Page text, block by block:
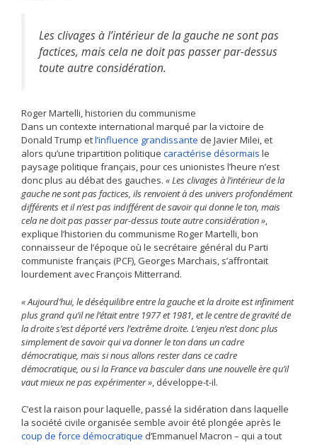
Les clivages à l’intérieur de la gauche ne sont pas
factices, mais cela ne doit pas passer par-dessus
toute autre considération.
Roger Martelli, historien du communisme
Dans un contexte international marqué par la victoire de
Donald Trump etl’influence grandissante de Javier Milei, et
alors qu’une tripartition politique caractérise désormais le
paysage politique français, pour ces unionistes l’heure n’est
donc plus au débat des gauches. «Les clivages à l’intérieur de la
gauche ne sont pas factices, ils renvoient à des univers profondément
différents et il n’est pas indifférent de savoir qui donne le ton, mais
cela ne doit pas passer par-dessus toute autre considération »,
explique l’historien du communisme Roger Martelli, bon
connaisseur de l’époque où le secrétaire général du Parti
communiste français (PCF), Georges Marchais, s’affrontait
lourdement avec François Mitterrand.
« Aujourd’hui, le déséquilibre entre la gauche et la droite est infiniment
plus grand qu’il ne l’était entre 1977 et 1981, et le centre de gravité de
la droite s’est déporté vers l’extrême droite. L’enjeu n’est donc plus
simplement de savoir qui va donner le ton dans un cadre
démocratique, mais si nous allons rester dans ce cadre
démocratique, ou si la France va basculer dans une nouvelle ère qu’il
vaut mieux ne pas expérimenter », développe-t-il.
C’est la raison pour laquelle, passé la sidération dans laquelle
la société civile organisée semble avoir été plongée après le
coup de force démocratique d’Emmanuel Macron – qui a tout